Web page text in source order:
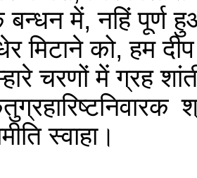
बन्धन में, नहिं पूर्ण
मिटाने को, हम
चरणों में ग्रह
स्वाहा।